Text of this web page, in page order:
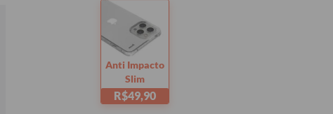
Anti Impacto
Slim
R$49,90